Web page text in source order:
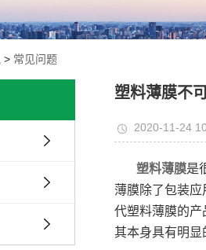
塑料薄膜工程膜
小卷白拉伸膜
防老化彩条布
篷布
> 常见问题
塑料薄膜不
2020-11-24
塑料薄膜是
薄膜除了包装
代塑料薄膜的产
其本身具有明显